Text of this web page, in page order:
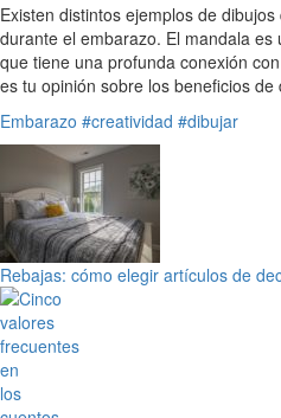
Existen distintos ejemplos de
durante el embarazo. El mandala
que tiene una profunda conexión
es tu opinión sobre los beneficios
Embarazo #creatividad #dibujar
Rebajas: cómo elegir artículos de